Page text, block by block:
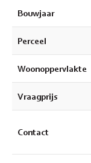
Bouwjaar
Perceel
Woonoppervlakte
Vraagprijs
Contact